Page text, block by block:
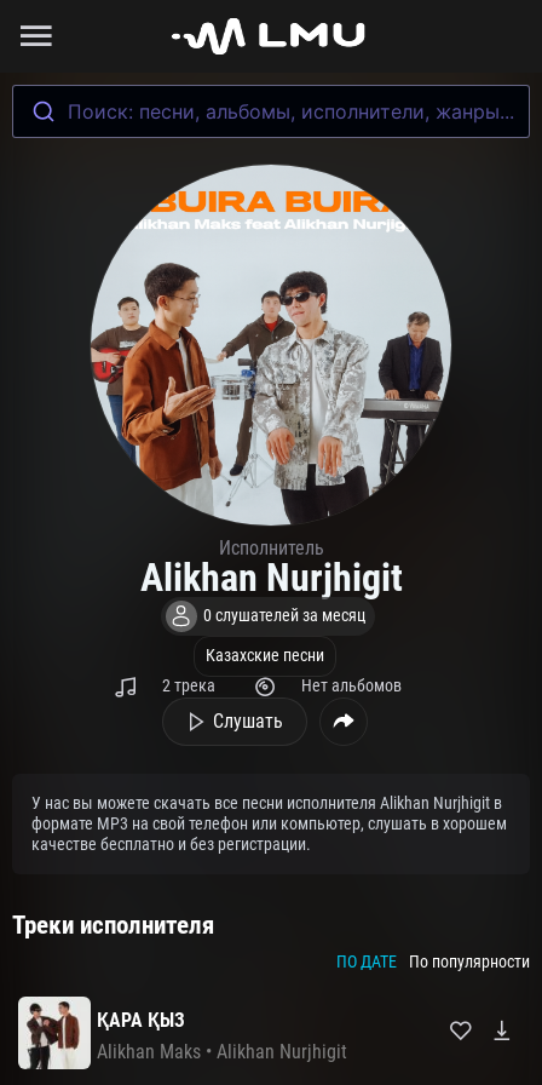
Поиск: песни, альбомы, исполнители, жанры...
Исполнитель
Alikhan Nurjhigit
0 слушателей за месяц
Казахские песни
2 трека
Нет альбомов
Слушать
У нас вы можете скачать все песни исполнителя Alikhan Nurjhigit в
формате MP3 на свой телефон или компьютер, слушать в хорошем
качестве бесплатно и без регистрации.
Треки исполнителя
ПО ДАТЕ По популярности
ҚАРА ҚЫЗ
Alikhan Maks • Alikhan Nurjhigit